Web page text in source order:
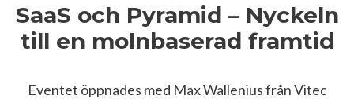
SaaS och Pyramid – Nyckeln
till en molnbaserad framtid
Eventet öppnades med Max Wallenius från Vitec